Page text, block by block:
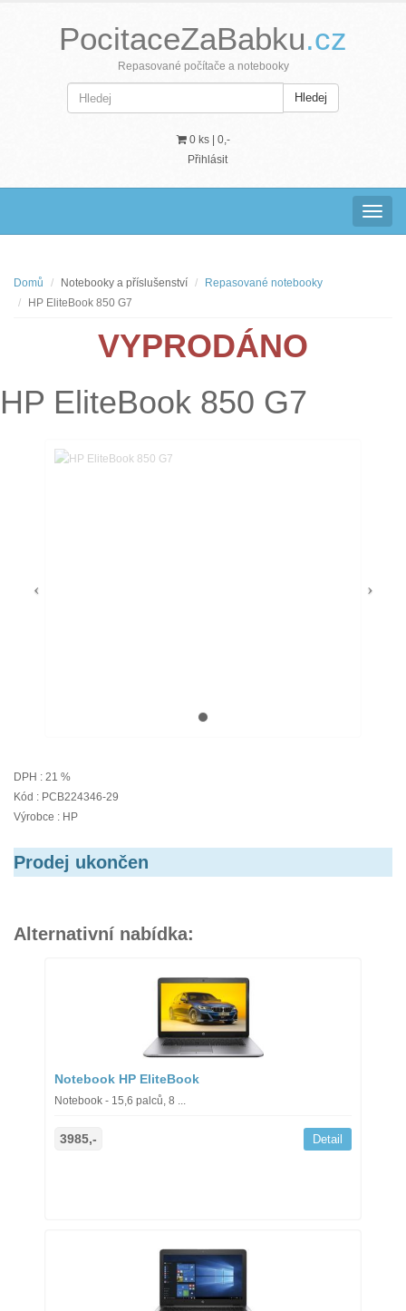
PocitaceZaBabku.cz
Repasované počítače a notebooky
Hledej
0 ks | 0,-
Přihlásit
Domů Notebooky a příslušenství
Repasované notebooky
HP EliteBook 850 G7
VYPRODÁNO
HP EliteBook 850 G7
DPH : 21 %
Kód : PCB224346-29
Výrobce : HP
Prodej ukončen
Alternativní nabídka:
Notebook HP EliteBook
Notebook - 15,6 palců, 8 ...
3985,- Detail